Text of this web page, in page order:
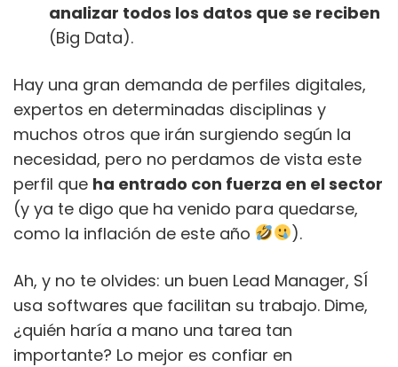
analizar todos los datos que se reciben
(Big Data).
Hay una gran demanda de perfiles digitales,
expertos en determinadas disciplinas y
muchos otros que irán surgiendo según la
necesidad, pero no perdamos de vista este
perfil que ha entrado con fuerza en el sector
(y ya te digo que ha venido para quedarse,
como la inflación de este año
).
Ah, y no te olvides: un buen Lead Manager, SÍ
usa softwares que facilitan su trabajo. Dime,
¿quién haría a mano una tarea tan
importante? Lo mejor es confiar en